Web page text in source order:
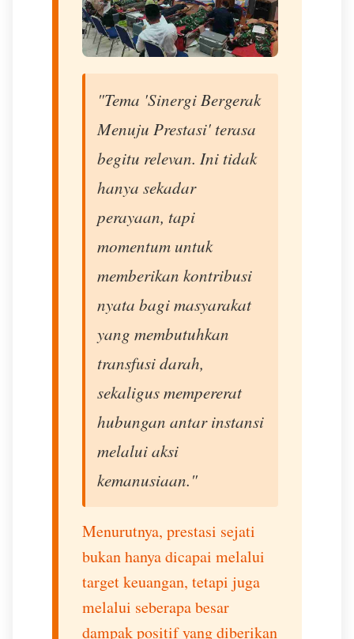
"Tema 'Sinergi Bergerak
Menuju Prestasi' terasa
begitu relevan. Ini tidak
hanya sekadar
perayaan, tapi
momentum untuk
memberikan kontribusi
nyata bagi masyarakat
yang membutuhkan
transfusi darah,
sekaligus mempererat
hubungan antar instansi
melalui aksi
kemanusiaan."
Menurutnya, prestasi sejati
bukan hanya dicapai melalui
target keuangan, tetapi juga
melalui seberapa besar
dampak positif yang diberikan